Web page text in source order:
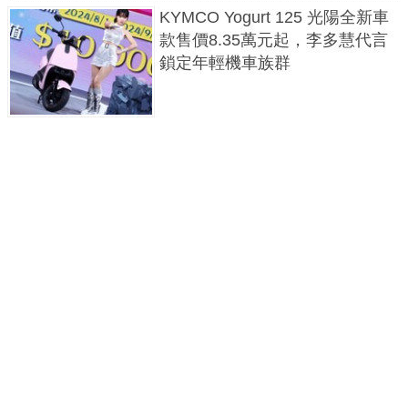
KYMCO Yogurt 125 光陽全新車
款售價8.35萬元起，李多慧代言
鎖定年輕機車族群